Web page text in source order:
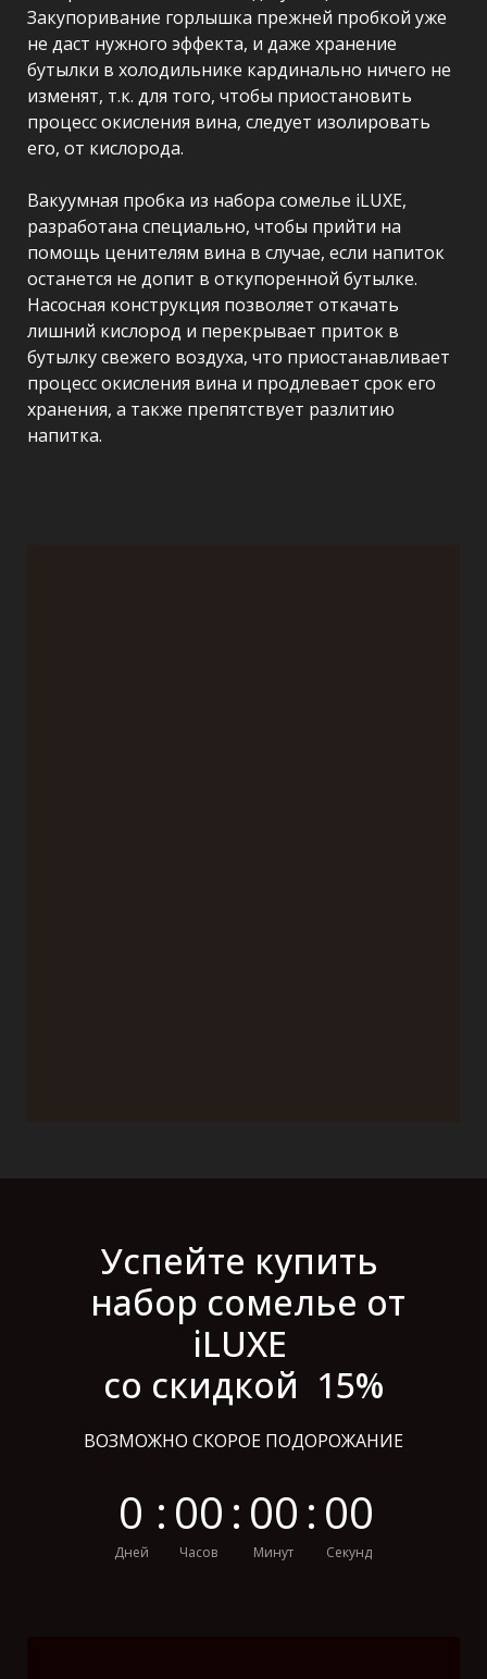
Закупоривание горлышка прежней пробкой уже
не даст нужного эффекта, и даже хранение
бутылки в холодильнике кардинально ничего не
изменят, т.к. для того, чтобы приостановить
процесс окисления вина, следует изолировать
его, от кислорода.
Вакуумная пробка из набора сомелье iLUXE,
разработана специально, чтобы прийти на
помощь ценителям вина в случае, если напиток
останется не допит в откупоренной бутылке.
Насосная конструкция позволяет откачать
лишний кислород и перекрывает приток в
бутылку свежего воздуха, что приостанавливает
процесс окисления вина и продлевает срок его
хранения, а также препятствует разлитию
напитка.
Успейте купить
набор сомелье от
iLUXE
со скидкой 15%
ВОЗМОЖНО СКОРОЕ ПОДОРОЖАНИЕ
0
Дней
: 00
Часов
: 00
Минут
: 00
Секунд